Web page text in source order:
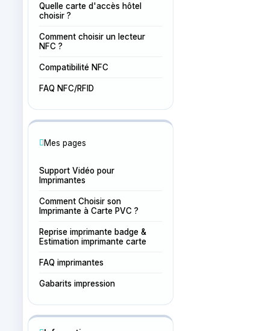
Quelle carte d'accès hôtel
choisir ?
Comment choisir un lecteur
NFC ?
Compatibilité NFC
FAQ NFC/RFID
Mes pages
Support Vidéo pour
Imprimantes
Comment Choisir son
Imprimante à Carte PVC ?
Reprise imprimante badge &
Estimation imprimante carte
FAQ imprimantes
Gabarits impression